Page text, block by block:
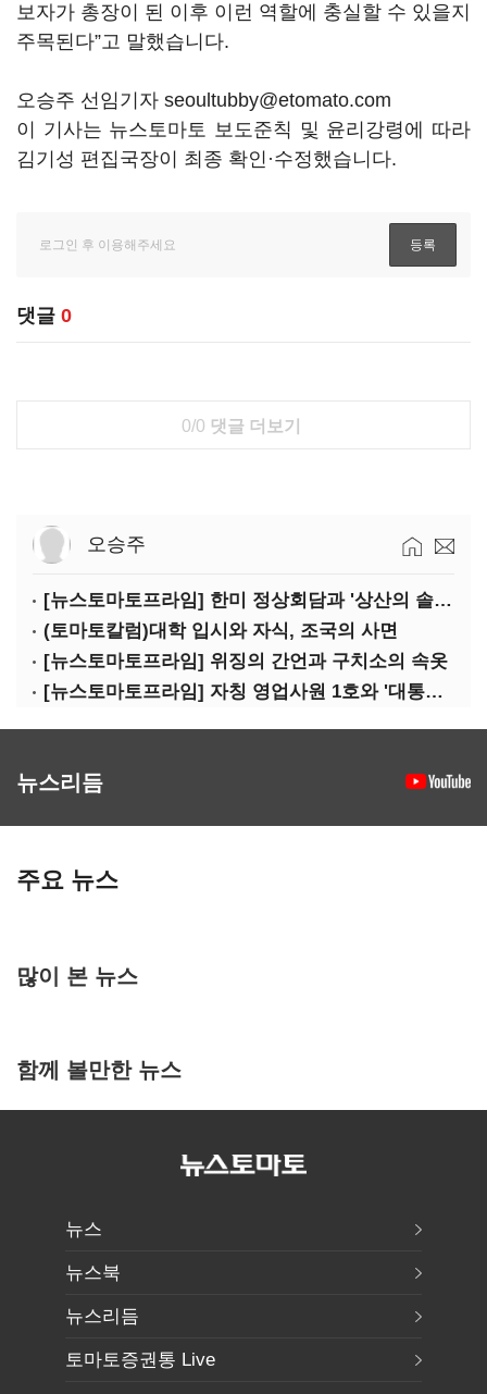
보자가 총장이 된 이후 이런 역할에 충실할 수 있을지
주목된다”고 말했습니다.
오승주 선임기자 seoultubby@etomato.com
이 기사는 뉴스토마토 보도준칙 및 윤리강령에 따라
김기성 편집국장이 최종 확인·수정했습니다.
댓글 0
0/0 댓글 더보기
오승주
[뉴스토마토프라임] 한미 정상회담과 '상산의 솔연'
(토마토칼럼)대학 입시와 자식, 조국의 사면
[뉴스토마토프라임] 위징의 간언과 구치소의 속옷
[뉴스토마토프라임] 자칭 영업사원 1호와 '대통령 집무실 사우나'
뉴스리듬
주요 뉴스
많이 본 뉴스
함께 볼만한 뉴스
뉴스
뉴스북
뉴스리듬
토마토증권통 Live